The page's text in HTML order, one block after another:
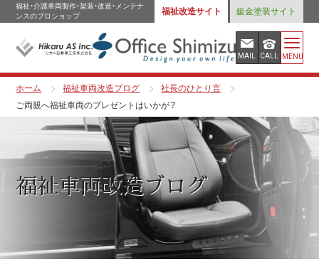
福祉・介護車両製作・架装・改造・メンテナ
ンスのプロショップ
福祉改造サイト 鈑金塗装サイト
MAIL CALL MENU
ホーム 福祉車両改造ブログ
社長のひとり言
ご両親へ福祉車両のプレゼントはいかが？
福祉車両改造ブログ